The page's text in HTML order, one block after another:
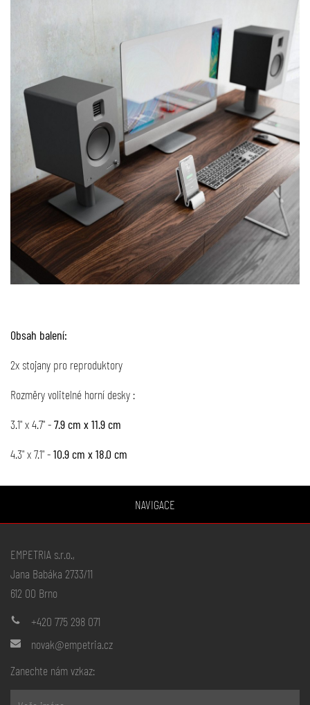
Obsah balení:
2x stojany pro reproduktory
Rozměry volitelné horní desky :
3.1" x 4.7" -7.9 cm x 11.9 cm
4.3" x 7.1" -10.9 cm x 18.0 cm
NAVIGACE
EMPETRIA s.r.o.,
Jana Babáka 2733/11
612 00 Brno
+420 775 298 071
novak@empetria.cz
Zanechte nám vzkaz: